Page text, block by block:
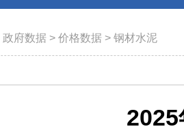
政府数据 > 价格数据 > 钢材水泥